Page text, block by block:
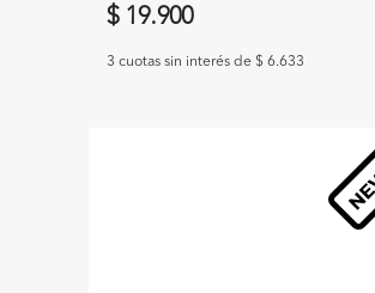
$ 19.900
3 cuotas sin interés de $ 6.633